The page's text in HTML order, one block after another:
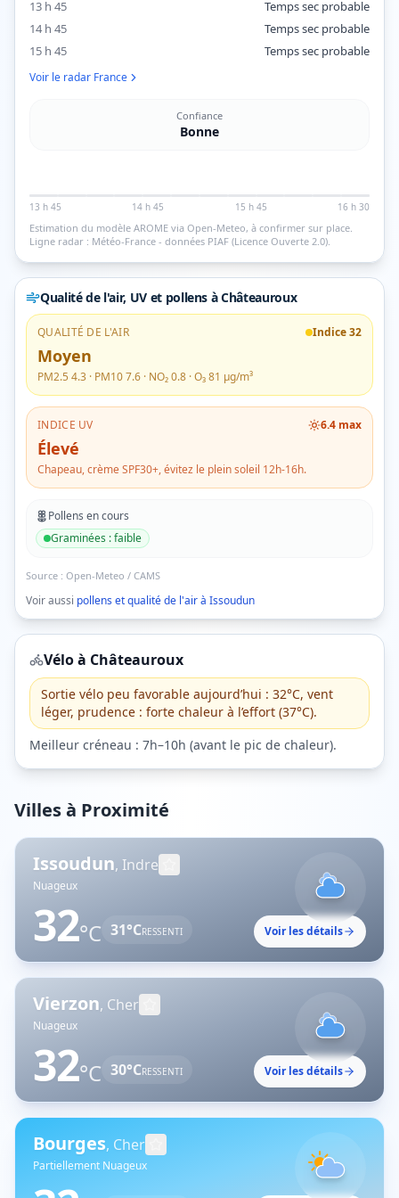
13 h 45
Temps sec probable
14 h 45
Temps sec probable
15 h 45
Temps sec probable
Voir le radar France
Confiance
Bonne
13 h 45 14 h 45 15 h 45 16 h 30
Estimation du modèle AROME via Open-Meteo, à confirmer sur place.
Ligne radar : Météo-France - données PIAF (Licence Ouverte 2.0).
Qualité de l'air, UV et pollens à Châteauroux
QUALITÉ DE L'AIR Indice32
Moyen
PM2.5 4.3 · PM107.6 · NO₂0.8 · O₃81 µg/m³
INDICE UV 6.4 max
Élevé
Chapeau, crème SPF30+, évitez le plein soleil 12h-16h.
Pollens en cours
Graminées :faible
Source : Open-Meteo / CAMS
Voir aussi pollens et qualité de l'air à Issoudun
Vélo à Châteauroux
Sortie vélo peu favorable aujourd’hui : 32°C, vent
léger, prudence : forte chaleur à l’effort (37°C).
Meilleur créneau : 7h–10h (avant le pic de chaleur).
Villes à Proximité
Issoudun, Indre
Nuageux
32°C 31°CRESSENTI Voir les détails
Vierzon, Cher
Nuageux
32°C 30°CRESSENTI Voir les détails
Bourges, Cher
Partiellement Nuageux